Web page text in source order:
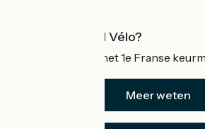
Wat is Accueil Vélo?
Accueil Vélo is het 1e Franse
Meer weten